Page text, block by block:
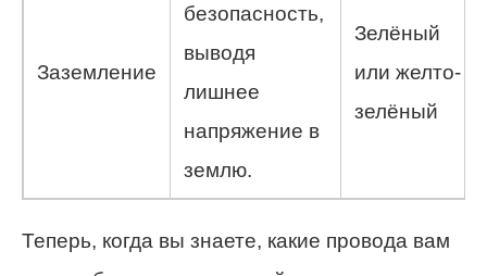
Заземление
безопасность,
выводя
лишнее
напряжение в
землю.
Зелёный
или желто-
зелёный
Теперь, когда вы знаете, какие провода вам